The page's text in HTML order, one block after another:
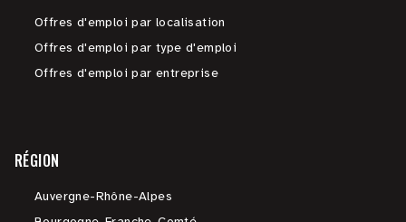
Offres d'emploi par localisation
Offres d'emploi par type d'emploi
Offres d'emploi par entreprise
RÉGION
Auvergne-Rhône-Alpes